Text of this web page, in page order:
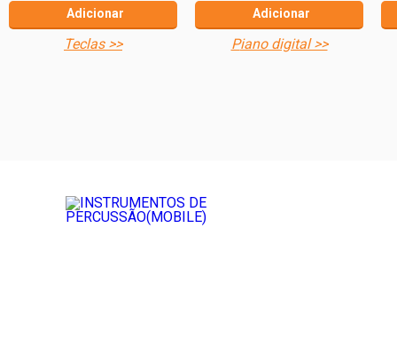
Adicionar
teclas >>
Adicionar
piano digital >>